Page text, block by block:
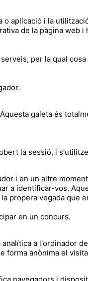
o aplicació i la
de la pàgina web i
per la qual
galeta és
la sessió, i
i en un altre
a identificar-vos.
propera vegada que
en un concurs.
a l'ordinador
forma anònima el